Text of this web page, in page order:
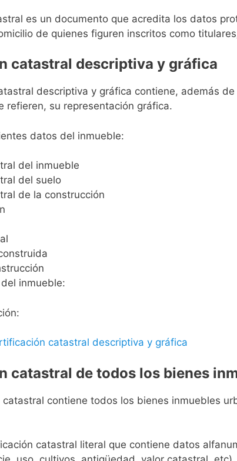
es un documento que acredita los datos
de quienes figuren inscritos como
catastral descriptiva y gráfica
descriptiva y gráfica contiene, además
refieren, su representación gráfica.
datos del inmueble:
del inmueble
del suelo
de la construcción
inmueble:
catastral descriptiva y gráfica
catastral de todos los bienes
catastral contiene todos los bienes inmuebles
catastral literal que contiene datos